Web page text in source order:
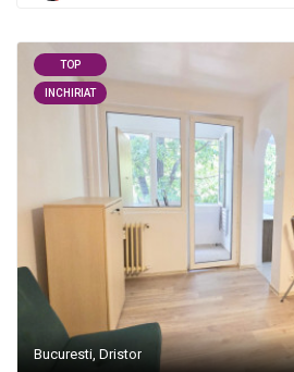
TOP
INCHIRIAT
Bucuresti, Dristor